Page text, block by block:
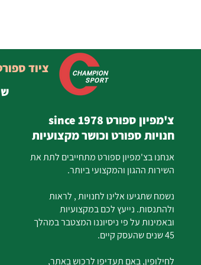
צ'מפיון ספורט since 1978
חנויות ספורט וכושר מקצועיות
אנחנו בצ'מפיון ספורט מתחייבים לתת את
השירות ההגון והמקצועי ביותר.
נשמח שתגיעו אלינו לחנויות , לראות
ולהתנסות. נייעץ לכם במקצועיות
ובאמינות על פי ניסיוננו המצטבר במהלך
45 שנים שהעסק קיים.
לחילופין, באם תעדיפו לרכוש באתר,
ציוד